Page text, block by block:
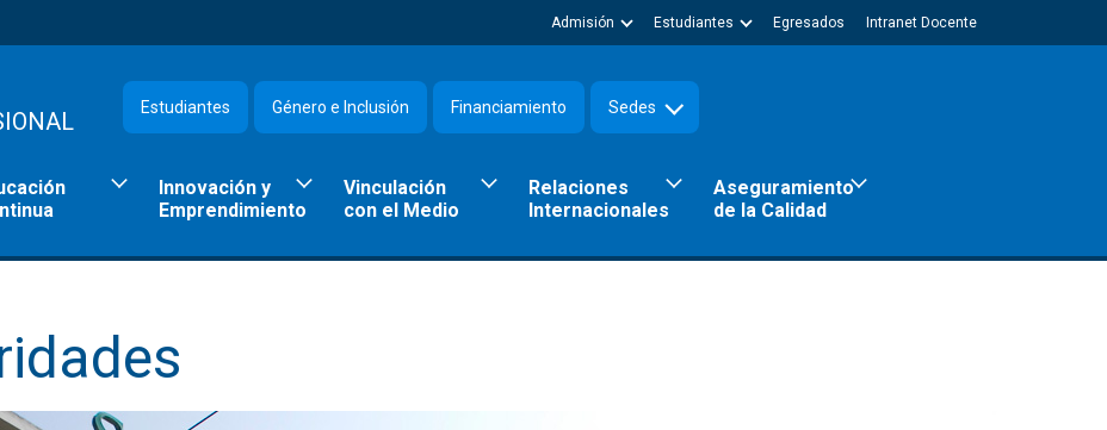
Intranet Docente
Egresados
Estudiantes
Admisión
Estudiantes Género e Inclusión Financiamiento Sedes
Innovación y
Emprendimiento
Vinculación
con el Medio
Relaciones
Internacionales
Aseguramiento
de la Calidad